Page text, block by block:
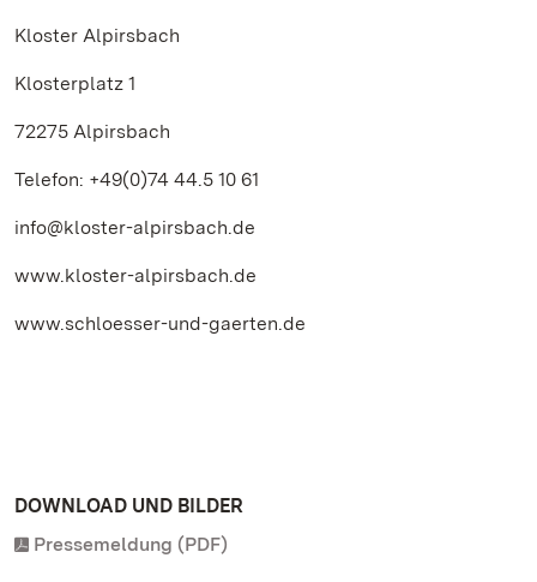
Kloster Alpirsbach
Klosterplatz 1
72275 Alpirsbach
Telefon: +49(0)74 44.5 10 61
info@kloster-alpirsbach.de
www.kloster-alpirsbach.de
www.schloesser-und-gaerten.de
DOWNLOAD UND BILDER
Pressemeldung (PDF)